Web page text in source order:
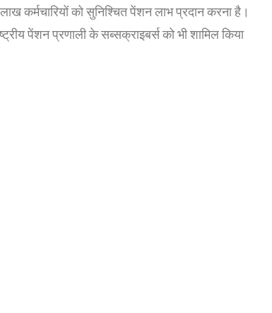
कर्मचारियों को सुनिश्चित पेंशन लाभ प्रदान करना है।
पेंशन प्रणाली के सब्सक्राइबर्स को भी शामिल किया